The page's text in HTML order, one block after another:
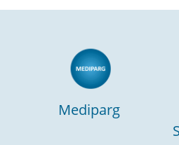
Mediparg